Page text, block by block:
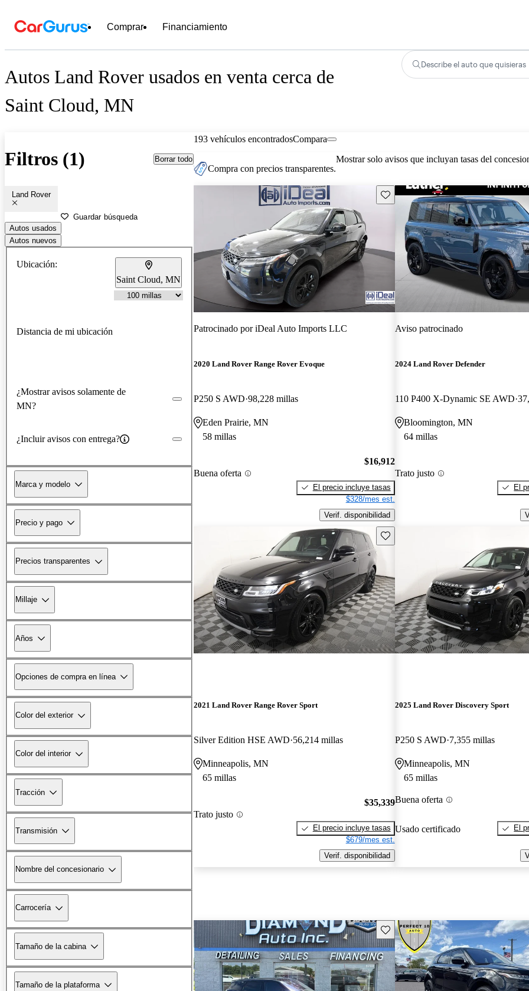
Comprar Financiamiento
Autos Land Rover usados en venta cerca de
Saint Cloud, MN
Describe el auto que quisieras
Filtros (1) Borrar todo
Land Rover
Guardar búsqueda
Autos usados
Autos nuevos
Ubicación:
Saint Cloud, MN
Distancia de mi ubicación
¿Mostrar avisos solamente de
MN?
¿Incluir avisos con entrega?
Marca y modelo
Precio y pago
Precios transparentes
Millaje
Años
Opciones de compra en línea
Color del exterior
Color del interior
Tracción
Transmisión
Nombre del concesionario
Carrocería
Tamaño de la cabina
Tamaño de la plataforma
193 vehículos encontradosCompara
Compra con precios transparentes.
Mostrar solo avisos que incluyan tasas del
Guarda este Aviso
Patrocinado poriDeal Auto Imports LLC
2020 Land Rover Range Rover Evoque
P250 S AWD 98,228 millas
Eden Prairie, MN
58 millas
Buena oferta
$16,912
El precio incluye tasas
$328/mes est.
Verif. disponibilidad
Aviso patrocinado
2024 Land Rover Defender
110 P400 X-Dynamic SE AWD
Bloomington, MN
64 millas
Trato justo
El
Guarda este Aviso
2021 Land Rover Range Rover Sport
Silver Edition HSE AWD 56,214 millas
Minneapolis, MN
65 millas
Trato justo
$35,339
El precio incluye tasas
$679/mes est.
Verif. disponibilidad
2025 Land Rover Discovery Sport
P250 S AWD 7,355 millas
Minneapolis, MN
65 millas
Buena oferta
Usado certificado
El
Guarda este Aviso